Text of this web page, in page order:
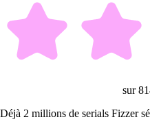
sur
Déjà 2 millions de serials Fizzer